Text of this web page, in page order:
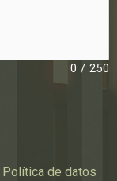
0 / 250
Política de datos